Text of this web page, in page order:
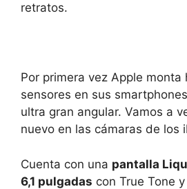
retratos.
Por primera vez Apple monta
sensores en sus
ultra gran angular. Vamos a
nuevo en las cámaras de los
Cuenta con una pantalla
6,1 pulgadas con True Tone